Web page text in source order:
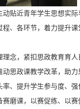
贴近青年学生思想实
、各环节，着力提升
念，紧扣思政教育育
思政课教学改革，助
、提升学生参与度、
磨课，以赛促练、以